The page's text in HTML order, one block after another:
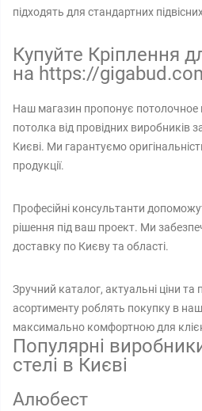
підходять для стандартних
Купуйте Кріплення
на https://
Наш магазин пропонує потолочное
потолка від провідних виробників
Києві. Ми гарантуємо
продукції.
Професійні консультанти
рішення під ваш проект. Ми
доставку по Києву та області.
Зручний каталог, актуальні ціни та
асортименту роблять покупку в
максимально комфортною для
Популярні
стелі в Києві
Алюбест